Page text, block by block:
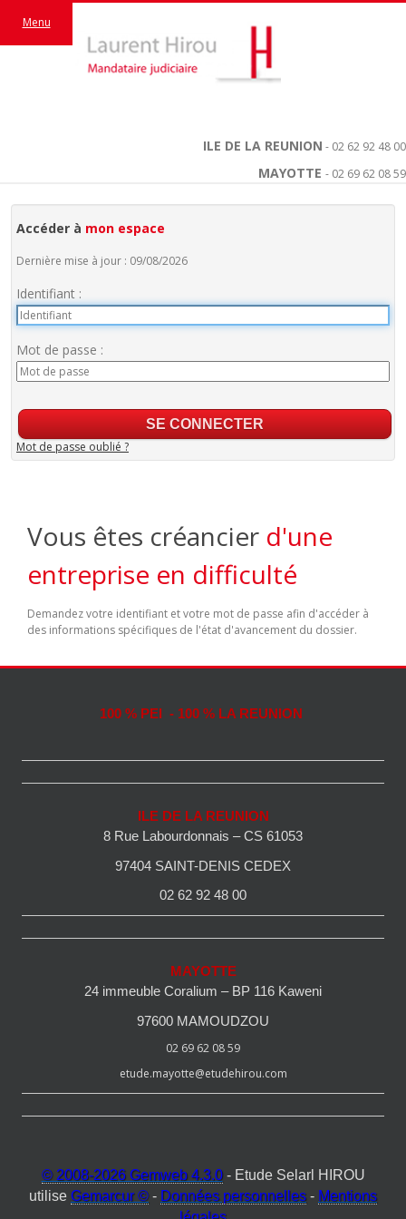
ILE DE LA REUNION - 02 62 92 48 00
MAYOTTE - 02 69 62 08 59
Menu
Accéder à mon espace
Dernière mise à jour : 09/08/2026
Identifiant :
Mot de passe :
Mot de passe oublié ?
Vous êtes créancier d'une
entreprise en difficulté
Demandez votre identifiant et votre mot de passe afin d'accéder à
des informations spécifiques de l'état d'avancement du dossier.
100 % PEI - 100 % LA REUNION
ILE DE LA REUNION
8 Rue Labourdonnais – CS 61053
97404 SAINT-DENIS CEDEX
02 62 92 48 00
MAYOTTE
24 immeuble Coralium – BP 116 Kaweni
97600 MAMOUDZOU
02 69 62 08 59
etude.mayotte@etudehirou.com
© 2008-2026 Gemweb 4.3.0- Etude Selarl HIROU
utilise Gemarcur © - Données personnelles - Mentions